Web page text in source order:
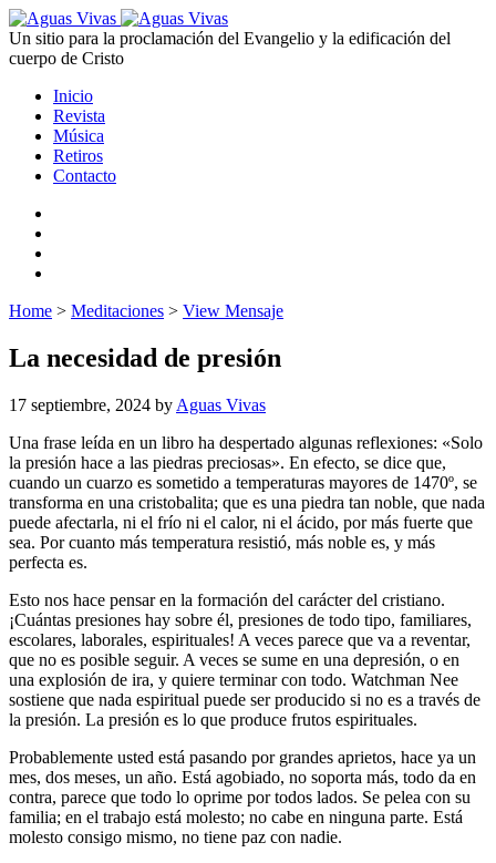
Un sitio para la proclamación del Evangelio y la edificación del
cuerpo de Cristo
Inicio
Revista
Música
Retiros
Contacto
Home > Meditaciones > View Mensaje
La necesidad de presión
17 septiembre, 2024 by Aguas Vivas
Una frase leída en un libro ha despertado algunas reflexiones: «Solo
la presión hace a las piedras preciosas». En efecto, se dice que,
cuando un cuarzo es sometido a temperaturas mayores de 1470º, se
transforma en una cristobalita; que es una piedra tan noble, que nada
puede afectarla, ni el frío ni el calor, ni el ácido, por más fuerte que
sea. Por cuanto más temperatura resistió, más noble es, y más
perfecta es.
Esto nos hace pensar en la formación del carácter del cristiano.
¡Cuántas presiones hay sobre él, presiones de todo tipo, familiares,
escolares, laborales, espirituales! A veces parece que va a reventar,
que no es posible seguir. A veces se sume en una depresión, o en
una explosión de ira, y quiere terminar con todo. Watchman Nee
sostiene que nada espiritual puede ser producido si no es a través de
la presión. La presión es lo que produce frutos espirituales.
Probablemente usted está pasando por grandes aprietos, hace ya un
mes, dos meses, un año. Está agobiado, no soporta más, todo da en
contra, parece que todo lo oprime por todos lados. Se pelea con su
familia; en el trabajo está molesto; no cabe en ninguna parte. Está
molesto consigo mismo, no tiene paz con nadie.